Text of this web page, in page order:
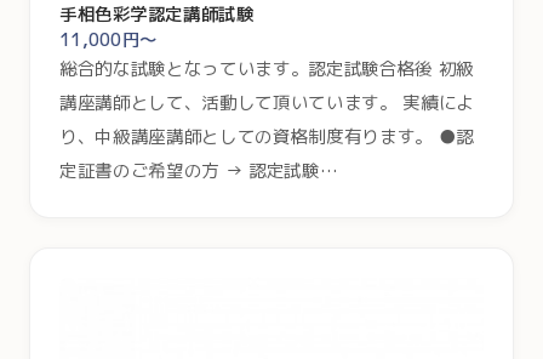
手相色彩学認定講師試験
11,000円～
総合的な試験となっています。認定試験合格後 初級
講座講師として、活動して頂いています。 実績によ
り、中級講座講師としての資格制度有ります。 ●認
定証書のご希望の方 → 認定試験…